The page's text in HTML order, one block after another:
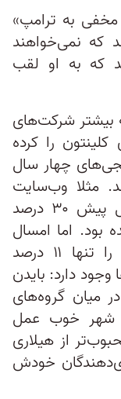
مخفی به ترامپ»
که نمی‌خواهند
که به او لقب
بیشتر شرکت‌های
را کرده
چهار سال
مثلا وب‌سایت
«پانصد و سی و هشت» چهار سال پیش ۳۰ درصد
بود. اما امسال
شانس پیروزی مجدد رئیس‌جمهور را تنها ۱۱ درصد
دارد: بایدن
میان گروه‌های
شهر خوب عمل
از هیلاری
خودش